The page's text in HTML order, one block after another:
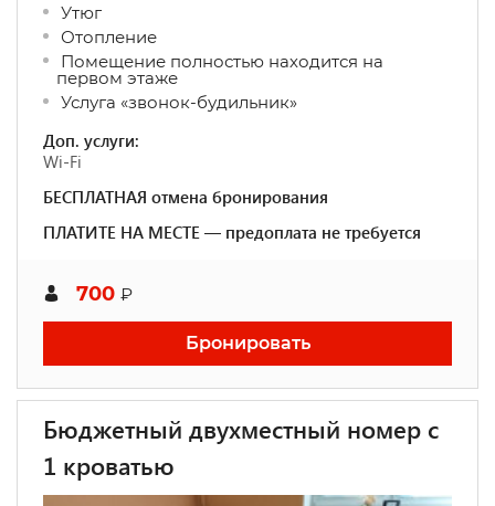
Утюг
Отопление
Помещение полностью находится на
первом этаже
Услуга «звонок-будильник»
Доп. услуги:
Wi-Fi
БЕСПЛАТНАЯ отмена бронирования
ПЛАТИТЕ НА МЕСТЕ — предоплата не требуется
700 ₽
Бронировать
Бюджетный двухместный номер с
1 кроватью